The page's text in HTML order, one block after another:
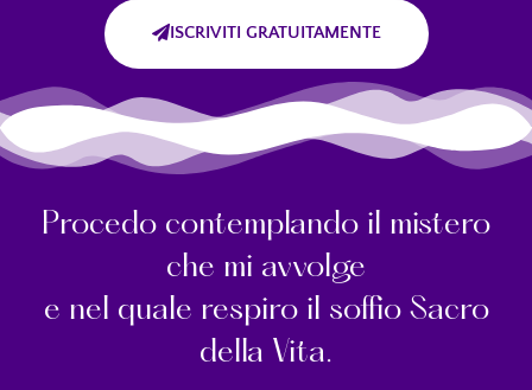
ISCRIVITI GRATUITAMENTE
Procedo contemplando il mistero
che mi avvolge
e nel quale respiro il soffio Sacro
della Vita.